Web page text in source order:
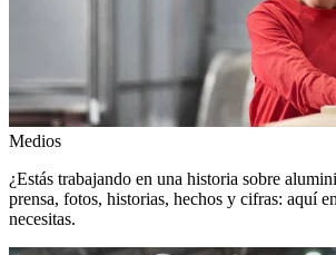
Medios
¿Estás trabajando en una historia sobre
prensa, fotos, historias, hechos y cifras: aquí
necesitas.